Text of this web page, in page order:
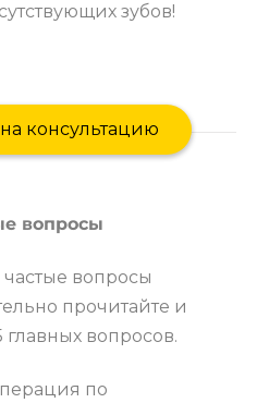
зубов!
консультацию
вопросы
вопросы
прочитайте и
главных вопросов.
по